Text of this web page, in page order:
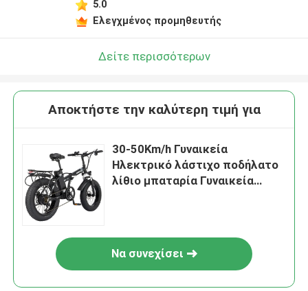
5.0
Ελεγχμένος προμηθευτής
Δείτε περισσότερων
Αποκτήστε την καλύτερη τιμή για
30-50Km/h Γυναικεία
Ηλεκτρικό λάστιχο ποδήλατο
λίθιο μπαταρία Γυναικεία
Να συνεχίσει